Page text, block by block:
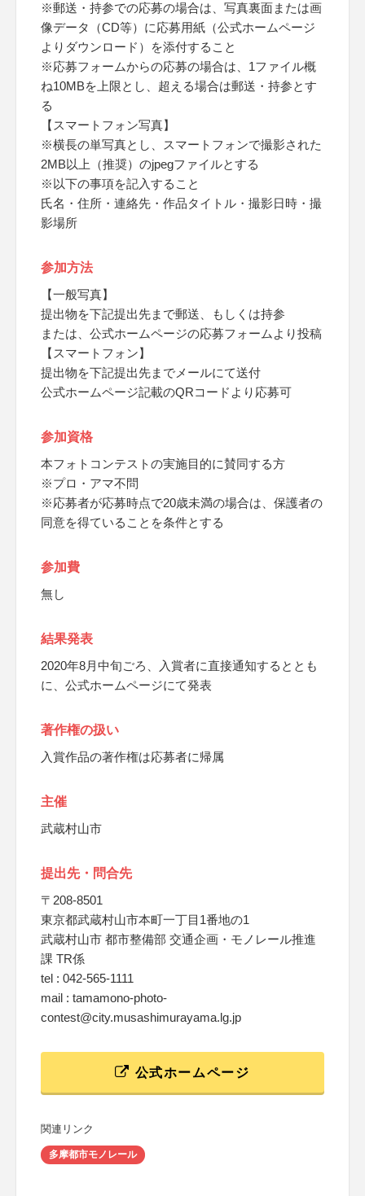
※郵送・持参での応募の場合は、写真裏面または画
像データ（CD等）に応募用紙（公式ホームページ
よりダウンロード）を添付すること
※応募フォームからの応募の場合は、1ファイル概
ね10MBを上限とし、超える場合は郵送・持参とす
る
【スマートフォン写真】
※横長の単写真とし、スマートフォンで撮影された
2MB以上（推奨）のjpegファイルとする
※以下の事項を記入すること
氏名・住所・連絡先・作品タイトル・撮影日時・撮
影場所
参加方法
【一般写真】
提出物を下記提出先まで郵送、もしくは持参
または、公式ホームページの応募フォームより投稿
【スマートフォン】
提出物を下記提出先までメールにて送付
公式ホームページ記載のQRコードより応募可
参加資格
本フォトコンテストの実施目的に賛同する方
※プロ・アマ不問
※応募者が応募時点で20歳未満の場合は、保護者の
同意を得ていることを条件とする
参加費
無し
結果発表
2020年8月中旬ごろ、入賞者に直接通知するととも
に、公式ホームページにて発表
著作権の扱い
入賞作品の著作権は応募者に帰属
主催
武蔵村山市
提出先・問合先
〒208-8501
東京都武蔵村山市本町一丁目1番地の1
武蔵村山市 都市整備部 交通企画・モノレール推進
課 TR係
tel : 042-565-1111
mail : tamamono-photo-
contest@city.musashimurayama.lg.jp
公式ホームページ
関連リンク
多摩都市モノレール